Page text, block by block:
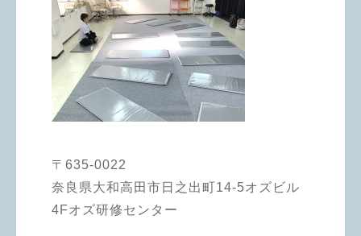
〒635-0022
奈良県大和高田市日之出町14-5オズビル
4Fオズ研修センター